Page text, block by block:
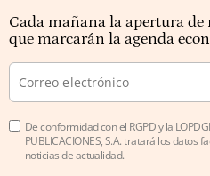
Cada mañana la apertura de
que marcarán la agenda
De conformidad con el RGPD y la
PUBLICACIONES, S.A. tratará los datos
noticias de actualidad.